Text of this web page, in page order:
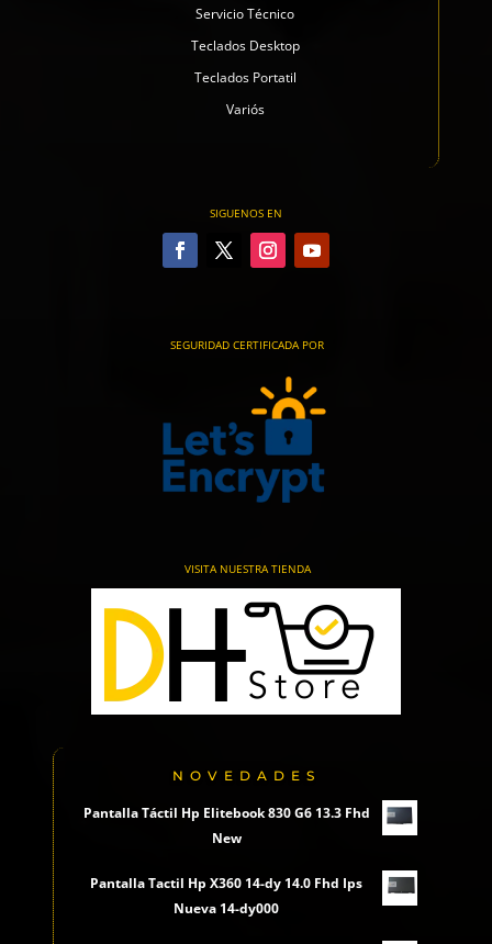
Servicio Técnico
Teclados Desktop
Teclados Portatil
Variós
SIGUENOS EN
SEGURIDAD CERTIFICADA POR
VISITA NUESTRA TIENDA
NOVEDADES
Pantalla Táctil Hp Elitebook 830 G6 13.3 Fhd
New
Pantalla Tactil Hp X360 14-dy 14.0 Fhd Ips
Nueva 14-dy000